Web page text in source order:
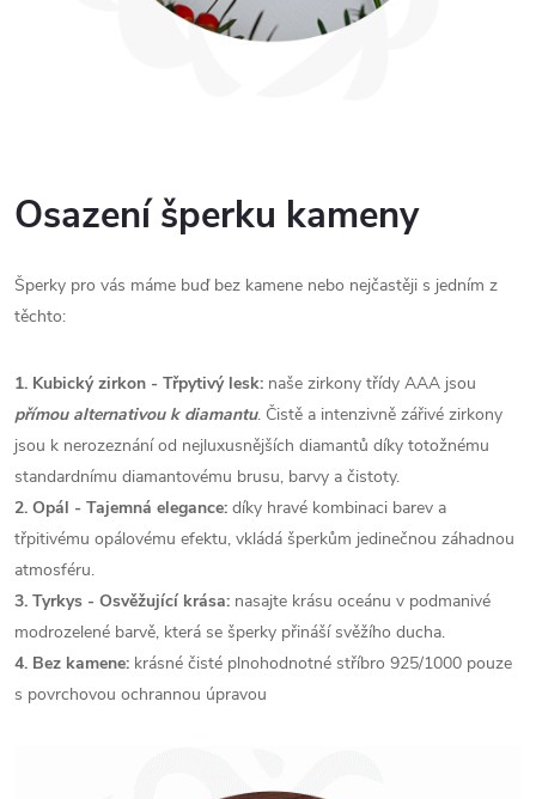
Osazení šperku kameny
Šperky pro vás máme buď bez kamene nebo nejčastěji s jedním z
těchto:
1. Kubický zirkon - Třpytivý lesk: naše zirkony třídy AAA jsou
přímou alternativou k diamantu. Čistě a intenzivně zářivé zirkony
jsou k nerozeznání od nejluxusnějších diamantů díky totožnému
standardnímu diamantovému brusu, barvy a čistoty.
2. Opál - Tajemná elegance: díky hravé kombinaci barev a
třpitivému opálovému efektu, vkládá šperkům jedinečnou záhadnou
atmosféru.
3. Tyrkys - Osvěžující krása: nasajte krásu oceánu v podmanivé
modrozelené barvě, která se šperky přináší svěžího ducha.
4. Bez kamene: krásné čisté plnohodnotné stříbro 925/1000 pouze
s povrchovou ochrannou úpravou